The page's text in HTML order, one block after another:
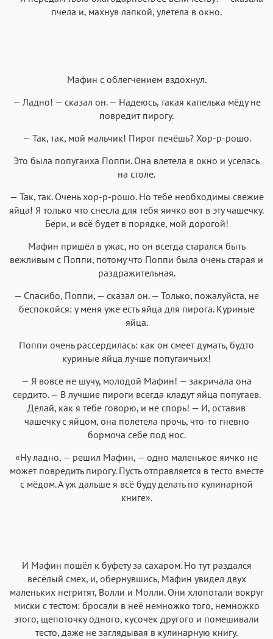
пчела и, махнув лапкой, улетела в окно.
Мафин с облегчением вздохнул.
— Ладно! — сказал он. — Надеюсь, такая капелька мёду не
повредит пирогу.
— Так, так, мой мальчик! Пирог печёшь? Хор-р-рошо.
Это была попугаиха Поппи. Она влетела в окно и уселась
на столе.
— Так, так. Очень хор-р-рошо. Но тебе необходимы свежие
яйца! Я только что снесла для тебя яичко вот в эту чашечку.
Бери, и всё будет в порядке, мой дорогой!
Мафин пришёл в ужас, но он всегда старался быть
вежливым с Поппи, потому что Поппи была очень старая и
раздражительная.
— Спасибо, Поппи, — сказал он. — Только, пожалуйста, не
беспокойся: у меня уже есть яйца для пирога. Куриные
яйца.
Поппи очень рассердилась: как он смеет думать, будто
куриные яйца лучше попугаичьих!
— Я вовсе не шучу, молодой Мафин! — закричала она
сердито. — В лучшие пироги всегда кладут яйца попугаев.
Делай, как я тебе говорю, и не спорь! — И, оставив
чашечку с яйцом, она полетела прочь, что-то гневно
бормоча себе под нос.
«Ну ладно, — решил Мафин, — одно маленькое яичко не
может повредить пирогу. Пусть отправляется в тесто вместе
с мёдом. А уж дальше я всё буду делать по кулинарной
книге».
И Мафин пошёл к буфету за сахаром. Но тут раздался
весёлый смех, и, обернувшись, Мафин увидел двух
маленьких негритят, Волли и Молли. Они хлопотали вокруг
миски с тестом: бросали в неё немножко того, немножко
этого, щепоточку одного, кусочек другого и помешивали
тесто, даже не заглядывая в кулинарную книгу.